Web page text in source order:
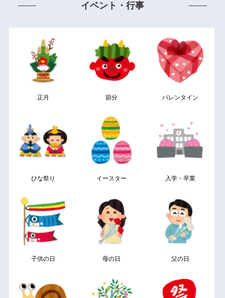
イベント・行事
正月 節分 バレンタイン
ひな祭り イースター 入学・卒業
子供の日 母の日 父の日